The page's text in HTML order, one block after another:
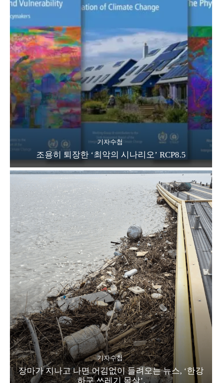
기자수첩
조용히 퇴장한 ‘최악의 시나리오’ RCP8.5
기자수첩
장마가 지나고 나면 어김없이 들려오는 뉴스, ‘한강
하구 쓰레기 몸살’.